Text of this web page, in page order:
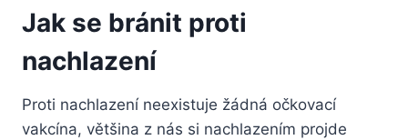
Jak se bránit proti
nachlazení
Proti nachlazení neexistuje žádná očkovací
vakcína, většina z nás si nachlazením projde